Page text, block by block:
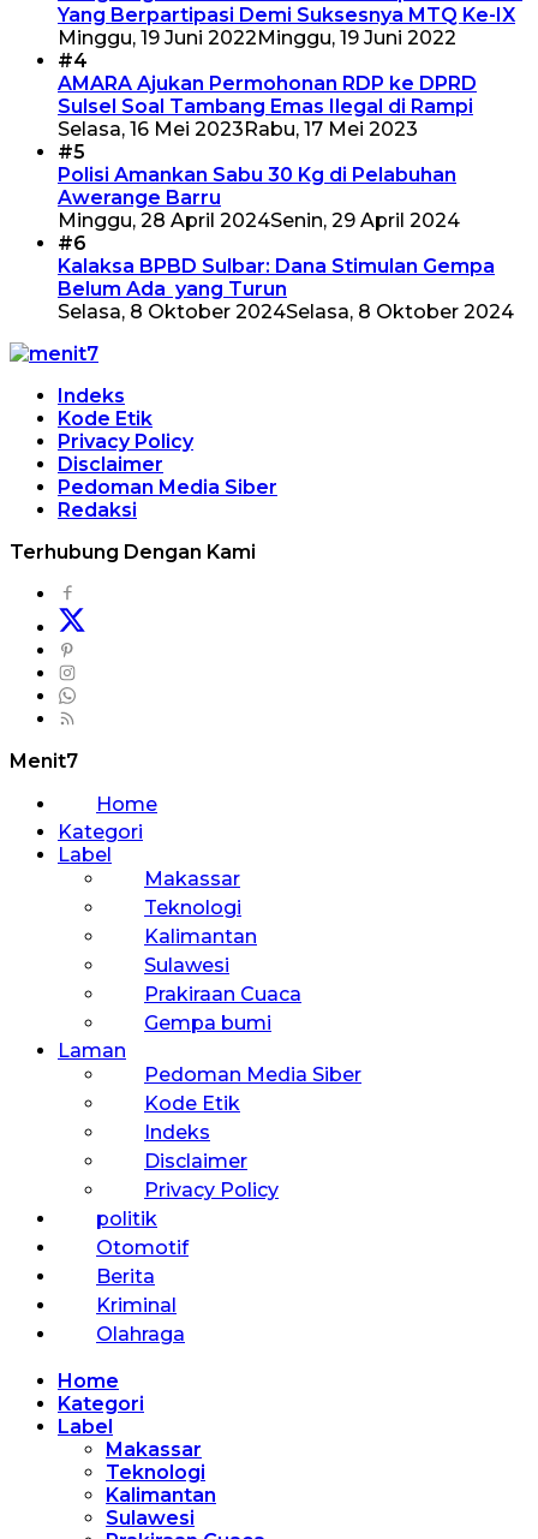
Yang Berpartipasi Demi Suksesnya MTQ Ke-IX
Minggu, 19 Juni 2022Minggu, 19 Juni 2022
#4
AMARA Ajukan Permohonan RDP ke DPRD
Sulsel Soal Tambang Emas Ilegal di Rampi
Selasa, 16 Mei 2023Rabu, 17 Mei 2023
#5
Polisi Amankan Sabu 30 Kg di Pelabuhan
Awerange Barru
Minggu, 28 April 2024Senin, 29 April 2024
#6
Kalaksa BPBD Sulbar: Dana Stimulan Gempa
Belum Ada yang Turun
Selasa, 8 Oktober 2024Selasa, 8 Oktober 2024
Indeks
Kode Etik
Privacy Policy
Disclaimer
Pedoman Media Siber
Redaksi
Terhubung Dengan Kami
Menit7
Home
Kategori
Label
Makassar
Teknologi
Kalimantan
Sulawesi
Prakiraan Cuaca
Gempa bumi
Laman
Pedoman Media Siber
Kode Etik
Indeks
Disclaimer
Privacy Policy
politik
Otomotif
Berita
Kriminal
Olahraga
Home
Kategori
Label
Makassar
Teknologi
Kalimantan
Sulawesi